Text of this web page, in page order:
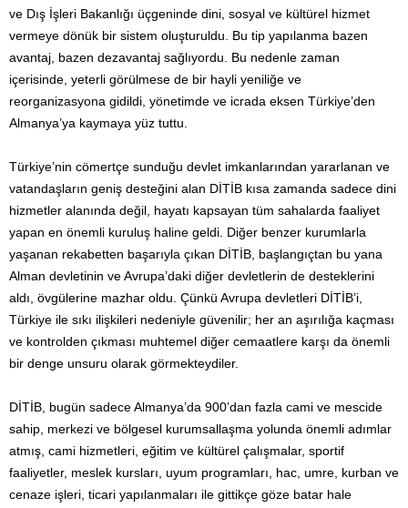
ve Dış İşleri Bakanlığı üçgeninde dini, sosyal ve kültürel hizmet
vermeye dönük bir sistem oluşturuldu. Bu tip yapılanma bazen
avantaj, bazen dezavantaj sağlıyordu. Bu nedenle zaman
içerisinde, yeterli görülmese de bir hayli yeniliğe ve
reorganizasyona gidildi, yönetimde ve icrada eksen Türkiye’den
Almanya’ya kaymaya yüz tuttu.
Türkiye’nin cömertçe sunduğu devlet imkanlarından yararlanan ve
vatandaşların geniş desteğini alan DİTİB kısa zamanda sadece dini
hizmetler alanında değil, hayatı kapsayan tüm sahalarda faaliyet
yapan en önemli kuruluş haline geldi. Diğer benzer kurumlarla
yaşanan rekabetten başarıyla çıkan DİTİB, başlangıçtan bu yana
Alman devletinin ve Avrupa’daki diğer devletlerin de desteklerini
aldı, övgülerine mazhar oldu. Çünkü Avrupa devletleri DİTİB’i,
Türkiye ile sıkı ilişkileri nedeniyle güvenilir; her an aşırılığa kaçması
ve kontrolden çıkması muhtemel diğer cemaatlere karşı da önemli
bir denge unsuru olarak görmekteydiler.
DİTİB, bugün sadece Almanya’da 900’dan fazla cami ve mescide
sahip, merkezi ve bölgesel kurumsallaşma yolunda önemli adımlar
atmış, cami hizmetleri, eğitim ve kültürel çalışmalar, sportif
faaliyetler, meslek kursları, uyum programları, hac, umre, kurban ve
cenaze işleri, ticari yapılanmaları ile gittikçe göze batar hale